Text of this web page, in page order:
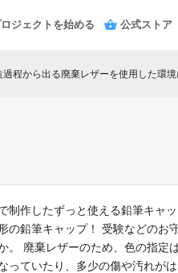
ジェクトを始める 公式ストア
程から出る廃棄レザーを使用した環
制作したずっと使える鉛筆キャ
の鉛筆キャップ！ 受験などのお
。 廃棄レザーのため、色の指定
っていたり、多少の傷や汚れが